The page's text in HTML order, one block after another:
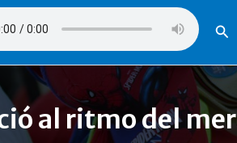
al ritmo del